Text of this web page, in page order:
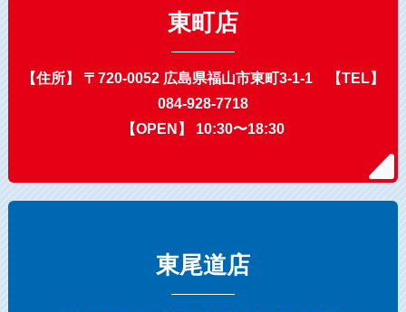
東町店
【住所】 〒720-0052 広島県福山市東町3-1-1 【TEL】
084-928-7718
【OPEN】 10:30〜18:30
東尾道店